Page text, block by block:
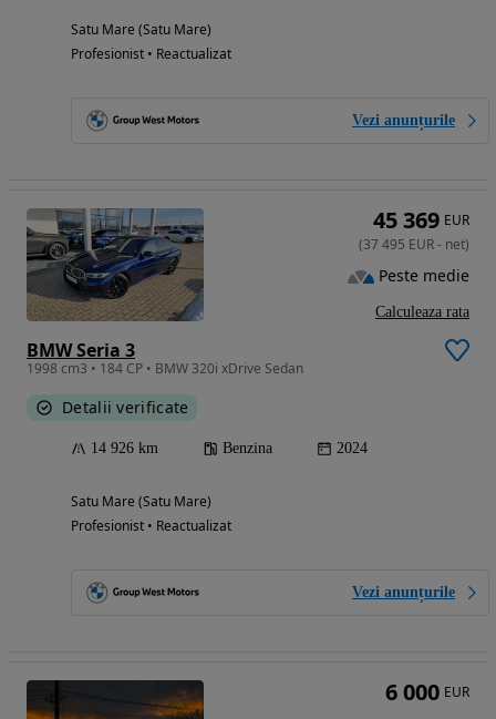
Satu Mare (Satu Mare)
Profesionist • Reactualizat
Vezi anunțurile
BMW Seria 3
1998 cm3 • 184 CP • BMW 320i xDrive Sedan
Detalii verificate
14 926 km Benzina 2024
Satu Mare (Satu Mare)
Profesionist • Reactualizat
Vezi anunțurile
45 369 EUR
(37 495 EUR- net)
Peste medie
Calculeaza rata
6 000 EUR